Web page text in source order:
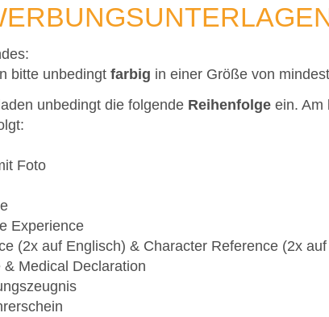
bitte unbedingt farbig in einer Größe von
unbedingt die folgende Reihenfolge ein. Am
Foto
Experience
(2x auf Englisch) & Character Reference (2x
Medical Declaration